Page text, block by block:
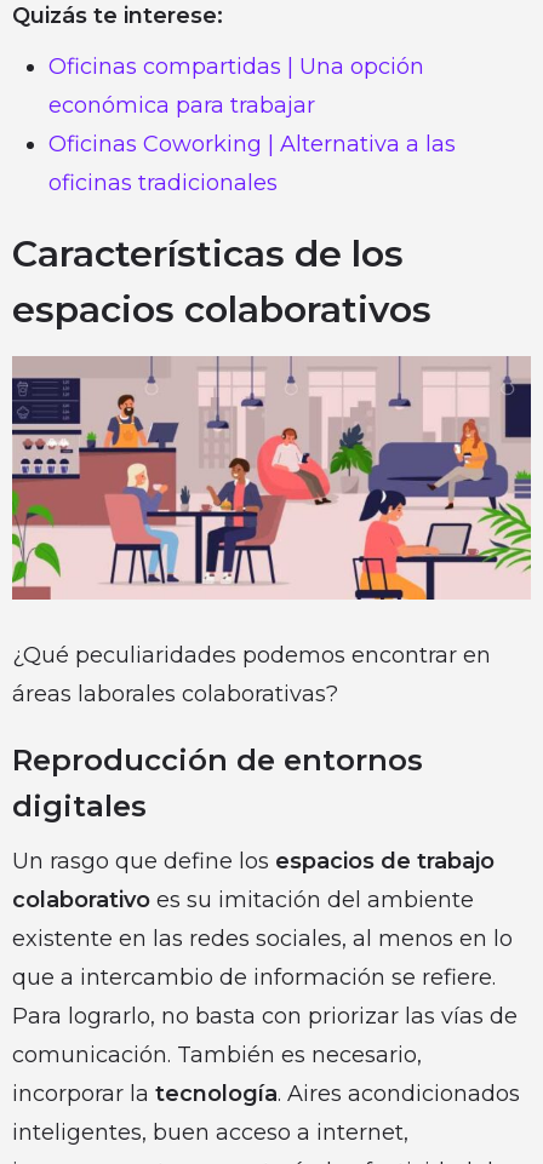
Quizás te interese:
Oficinas compartidas | Una opción
económica para trabajar
Oficinas Coworking | Alternativa a las
oficinas tradicionales
Características de los
espacios colaborativos
¿Qué peculiaridades podemos encontrar en
áreas laborales colaborativas?
Reproducción de entornos
digitales
Un rasgo que define los espacios de trabajo
colaborativo es su imitación del ambiente
existente en las redes sociales, al menos en lo
que a intercambio de información se refiere.
Para lograrlo, no basta con priorizar las vías de
comunicación. También es necesario,
incorporar la tecnología. Aires acondicionados
inteligentes, buen acceso a internet,